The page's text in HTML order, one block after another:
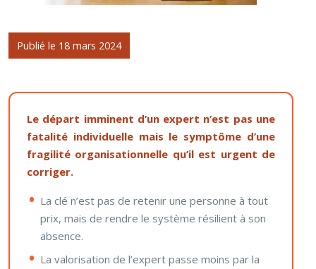
Publié le 18 mars 2024
Le départ imminent d’un expert n’est pas une
fatalité individuelle mais le symptôme d’une
fragilité organisationnelle qu’il est urgent de
corriger.
La clé n’est pas de retenir une personne à tout
prix, mais de rendre le système résilient à son
absence.
La valorisation de l’expert passe moins par la